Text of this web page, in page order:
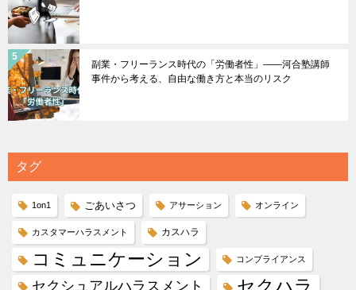
副業・フリーランス時代の「労働者性」――河合塾講師
事件から考える、自由な働き方と本当のリスク
タグ
1on1 ごあいさつ アサーション オンライン
カスタマーハラスメント カスハラ
コミュニケーション コンプライアンス
セクシュアルハラスメント